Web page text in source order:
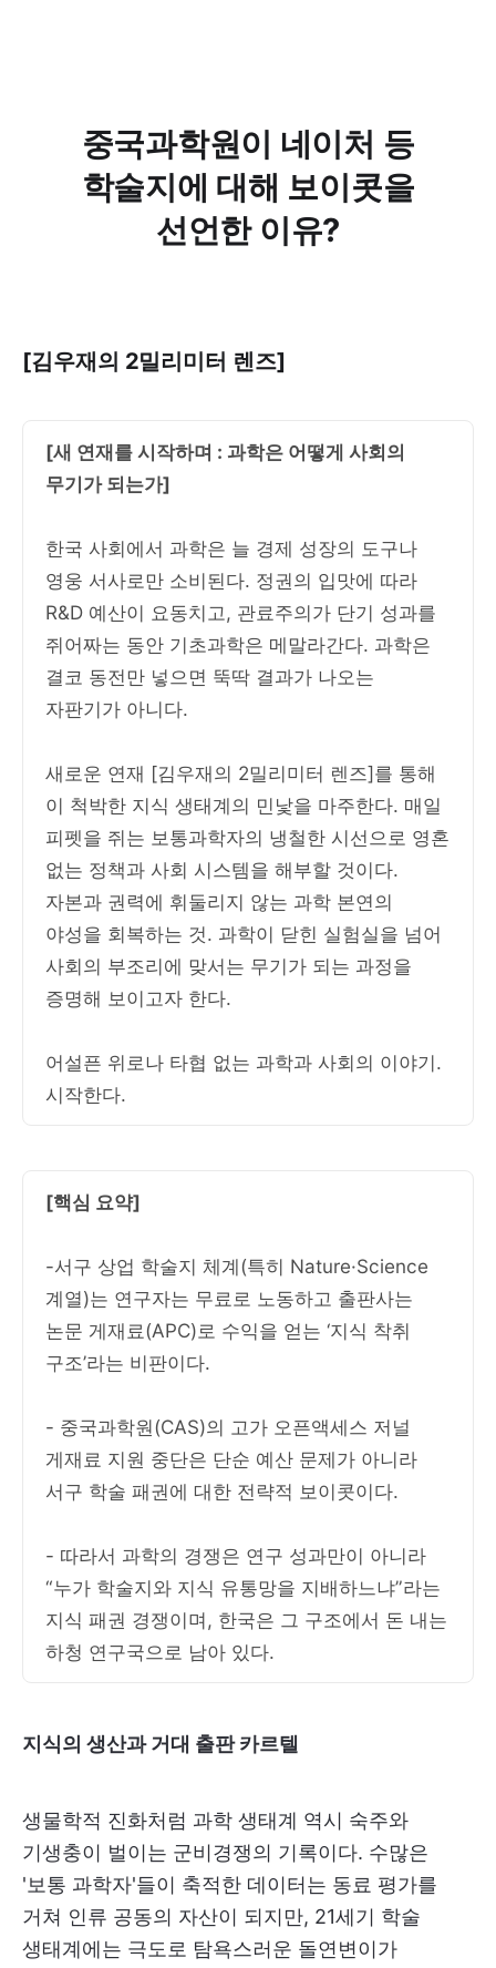
중국과학원이 네이처 등
학술지에 대해 보이콧을
선언한 이유?
[김우재의 2밀리미터 렌즈]
[새 연재를 시작하며 : 과학은 어떻게 사회의
무기가 되는가]
한국 사회에서 과학은 늘 경제 성장의 도구나
영웅 서사로만 소비된다. 정권의 입맛에 따라
R&D 예산이 요동치고, 관료주의가 단기 성과를
쥐어짜는 동안 기초과학은 메말라간다. 과학은
결코 동전만 넣으면 뚝딱 결과가 나오는
자판기가 아니다.
새로운 연재 [김우재의 2밀리미터 렌즈]를 통해
이 척박한 지식 생태계의 민낯을 마주한다. 매일
피펫을 쥐는 보통과학자의 냉철한 시선으로 영혼
없는 정책과 사회 시스템을 해부할 것이다.
자본과 권력에 휘둘리지 않는 과학 본연의
야성을 회복하는 것. 과학이 닫힌 실험실을 넘어
사회의 부조리에 맞서는 무기가 되는 과정을
증명해 보이고자 한다.
어설픈 위로나 타협 없는 과학과 사회의 이야기.
시작한다.
[핵심 요약]
-서구 상업 학술지 체계(특히 Nature·Science
계열)는 연구자는 무료로 노동하고 출판사는
논문 게재료(APC)로 수익을 얻는 ‘지식 착취
구조’라는 비판이다.
- 중국과학원(CAS)의 고가 오픈액세스 저널
게재료 지원 중단은 단순 예산 문제가 아니라
서구 학술 패권에 대한 전략적 보이콧이다.
- 따라서 과학의 경쟁은 연구 성과만이 아니라
“누가 학술지와 지식 유통망을 지배하느냐”라는
지식 패권 경쟁이며, 한국은 그 구조에서 돈 내는
하청 연구국으로 남아 있다.
지식의 생산과 거대 출판 카르텔
생물학적 진화처럼 과학 생태계 역시 숙주와
기생충이 벌이는 군비경쟁의 기록이다. 수많은
'보통 과학자'들이 축적한 데이터는 동료 평가를
거쳐 인류 공동의 자산이 되지만, 21세기 학술
생태계에는 극도로 탐욕스러운 돌연변이가